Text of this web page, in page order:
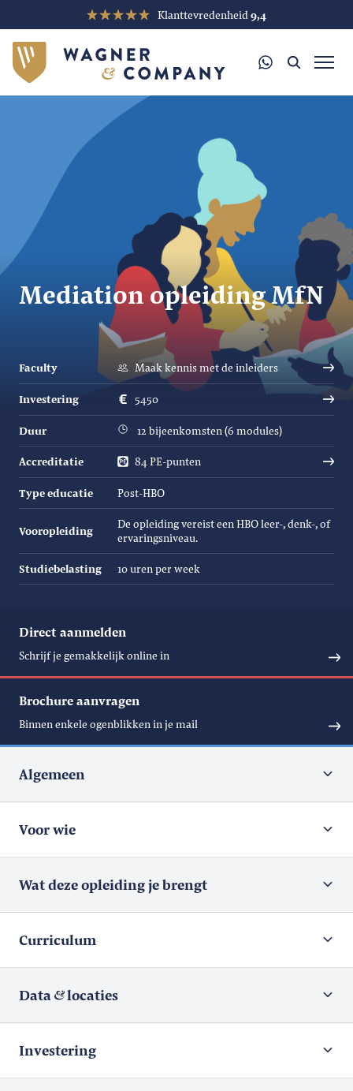
Klanttevredenheid9,4
Mediation opleiding MfN
Faculty Maak kennis met de inleiders
Investering 5450
Duur 12 bijeenkomsten (6 modules)
Accreditatie 84 PE-punten
Type educatie Post-HBO
Vooropleiding
De opleiding vereist een HBO leer-, denk-, of
ervaringsniveau.
Studiebelasting 10 uren per week
Direct aanmelden
Schrijf je gemakkelijk online in
Brochure aanvragen
Binnen enkele ogenblikken in je mail
Algemeen
Voor wie
Wat deze opleiding je brengt
Curriculum
Data locaties
Investering